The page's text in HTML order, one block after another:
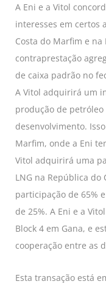
A Eni e a Vitol
interesses em certos
Costa do Marfim e
contraprestação
de caixa padrão no
A Vitol adquirirá um
produção de petróleo
desenvolvimento.
Marfim, onde a Eni
Vitol adquirirá uma
LNG na República do
participação de 65%
de 25%. A Eni e a
Block 4 em Gana, e
cooperação entre as
Esta transação está